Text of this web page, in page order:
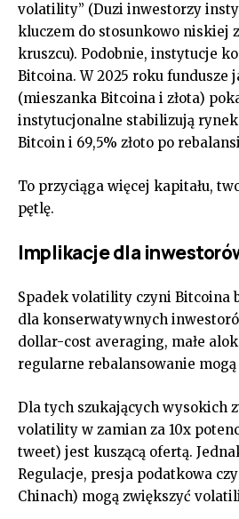
volatility” (Duzi inwestorzy
kluczem do stosunkowo niskiej
kruszcu). Podobnie, instytucje
Bitcoina. W 2025 roku fundusze
(mieszanka Bitcoina i złota)
instytucjonalne stabilizują rynek
Bitcoin i 69,5% złoto po
To przyciąga więcej kapitału,
pętlę.
Implikacje dla
Spadek volatility czyni Bitcoina
dla konserwatywnych
dollar-cost averaging, małe
regularne rebalansowanie mogą
Dla tych szukających wysokich
volatility w zamian za 10x
tweet) jest kuszącą ofertą.
Regulacje, presja podatkowa
Chinach) mogą zwiększyć